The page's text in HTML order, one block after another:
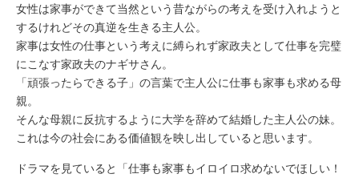
女性は家事ができて当然という昔ながらの考えを受け入れようと
するけれどその真逆を生きる主人公。
家事は女性の仕事という考えに縛られず家政夫として仕事を完璧
にこなす家政夫のナギサさん。
「頑張ったらできる子」の言葉で主人公に仕事も家事も求める母
親。
そんな母親に反抗するように大学を辞めて結婚した主人公の妹。
これは今の社会にある価値観を映し出していると思います。
ドラマを見ていると「仕事も家事もイロイロ求めないでほしい！